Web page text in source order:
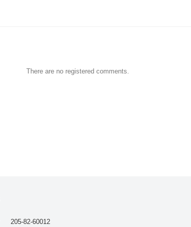
There are no registered comments.
205-82-60012